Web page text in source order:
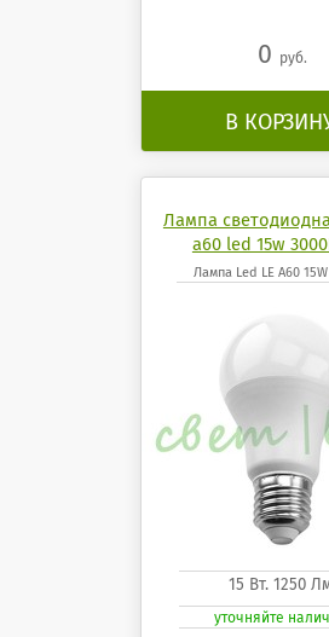
0 руб.
В
Лампа
a60 led 15w
Лампа Led LE A60 15W
15 Вт. 1250
уточняйте